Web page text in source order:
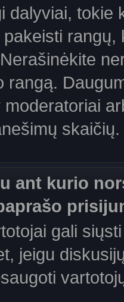
dalyviai, tokie
rangą.
skaičių.
ant kurio
gali
jeigu